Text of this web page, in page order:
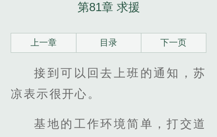
第81章 求援
上一章 目录 下一页
接到可以回去上班的通知，苏
凉表示很开心。
基地的工作环境简单，打交道